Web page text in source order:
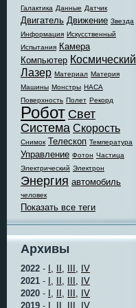
Галактика Данные Датчик
Двигатель Движение Звезда
Информация Искусственный
Испытания Камера
Компьютер Космический
Лазер Материал Материя
Машины Монстры НАСА
Поверхность Полет Рекорд
Робот Свет
Система Скорость
Снимок Телескоп Температура
Управление Фотон Частица
Электрический Электрон
Энергия автомобиль
человек
Показать все теги
Архивы
2022 - I, II, III, IV
2021 - I, II, III, IV
2020 - I, II, III, IV
2019 - I, II, III, IV